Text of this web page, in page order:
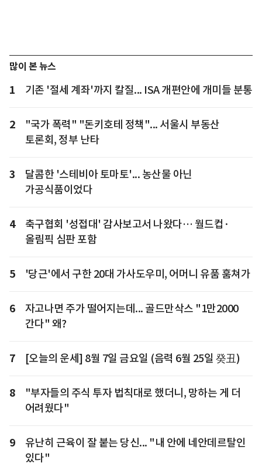
많이 본 뉴스
1 기존 '절세 계좌'까지 칼질... ISA 개편안에 개미들 분통
2
"국가 폭력" "돈키호테 정책"... 서울시 부동산
토론회, 정부 난타
3
달콤한 '스테비아 토마토'... 농산물 아닌
가공식품이었다
4
축구협회 '성접대' 감사보고서 나왔다… 월드컵·
올림픽 심판 포함
5 '당근'에서 구한 20대 가사도우미, 어머니 유품 훔쳐가
6
자고나면 주가 떨어지는데... 골드만삭스 "1만2000
간다" 왜?
7 [오늘의 운세] 8월 7일 금요일 (음력 6월 25일 癸丑)
8
"부자들의 주식 투자 법칙대로 했더니, 망하는 게 더
어려웠다"
9
유난히 근육이 잘 붙는 당신... "내 안에 네안데르탈인
있다"